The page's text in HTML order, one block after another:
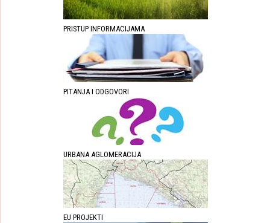
PRISTUP INFORMACIJAMA
PITANJA I ODGOVORI
URBANA AGLOMERACIJA
EU PROJEKTI